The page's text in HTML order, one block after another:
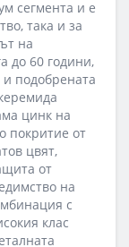
сегмента и е
така и за
на
до 60 години,
и подобрената
цинк на
покритие от
цвят,
от
на
с
клас